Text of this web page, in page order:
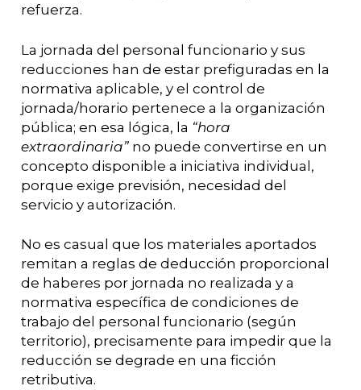
refuerza.
La jornada del personal funcionario y sus
reducciones han de estar prefiguradas en la
normativa aplicable, y el control de
jornada/horario pertenece a la organización
pública; en esa lógica, la “hora
extraordinaria” no puede convertirse en un
concepto disponible a iniciativa individual,
porque exige previsión, necesidad del
servicio y autorización.
No es casual que los materiales aportados
remitan a reglas de deducción proporcional
de haberes por jornada no realizada y a
normativa específica de condiciones de
trabajo del personal funcionario (según
territorio), precisamente para impedir que la
reducción se degrade en una ficción
retributiva.